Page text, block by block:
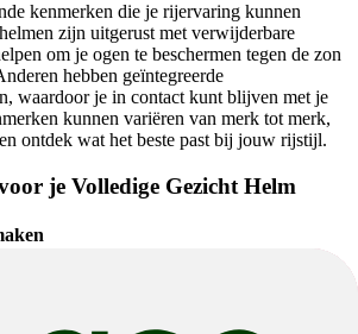
kenmerken die je rijervaring kunnen
zijn uitgerust met verwijderbare
om je ogen te beschermen tegen de zon
hebben geïntegreerde
waardoor je in contact kunt blijven met je
kunnen variëren van merk tot merk,
ontdek wat het beste past bij jouw rijstijl.
je Volledige Gezicht Helm